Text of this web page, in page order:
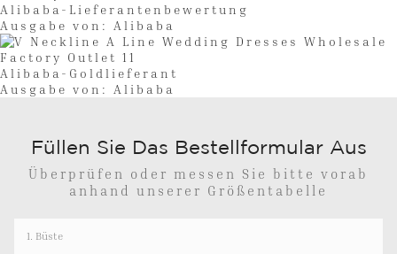
Alibaba-Lieferantenbewertung
Ausgabe von: Alibaba
Alibaba-Goldlieferant
Ausgabe von: Alibaba
Füllen Sie Das Bestellformular Aus
Überprüfen oder messen Sie bitte vorab
anhand unserer Größentabelle
1. Büste